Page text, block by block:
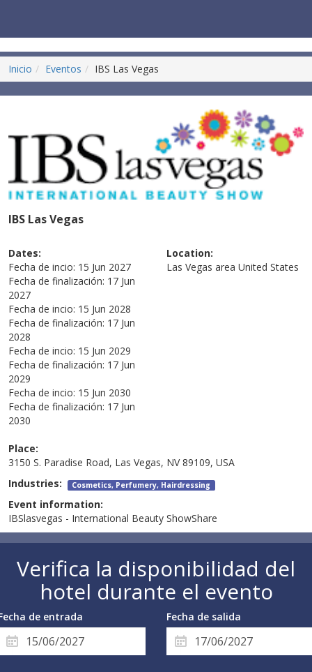
Inicio Eventos IBS Las Vegas
IBS Las Vegas
Dates:
Fecha de incio: 15 Jun 2027
Fecha de finalización: 17 Jun
2027
Fecha de incio: 15 Jun 2028
Fecha de finalización: 17 Jun
2028
Fecha de incio: 15 Jun 2029
Fecha de finalización: 17 Jun
2029
Fecha de incio: 15 Jun 2030
Fecha de finalización: 17 Jun
2030
Location:
Las Vegas area United States
Place:
3150 S. Paradise Road, Las Vegas, NV 89109, USA
Industries: Cosmetics, Perfumery, Hairdressing
Event information:
IBSlasvegas - International Beauty ShowShare
Verifica la disponibilidad del
hotel durante el evento
de entrada Fecha de salida